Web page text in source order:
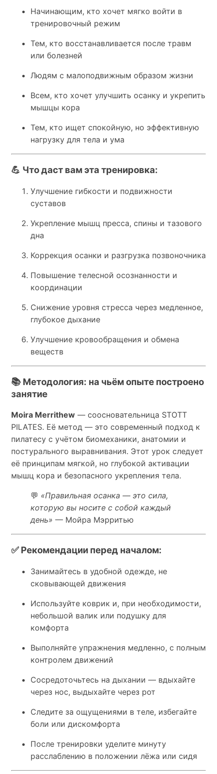
Начинающим, кто хочет мягко войти в
тренировочный режим
Тем, кто восстанавливается после травм
или болезней
Людям с малоподвижным образом жизни
Всем, кто хочет улучшить осанку и укрепить
мышцы кора
Тем, кто ищет спокойную, но эффективную
нагрузку для тела и ума
💪 Что даст вам эта тренировка:
Улучшение гибкости и подвижности
суставов
Укрепление мышц пресса, спины и тазового
дна
Коррекция осанки и разгрузка позвоночника
Повышение телесной осознанности и
координации
Снижение уровня стресса через медленное,
глубокое дыхание
Улучшение кровообращения и обмена
веществ
📚 Методология: на чьём опыте построено
занятие
Moira Merrithew — соосновательница STOTT
PILATES. Её метод — это современный подход к
пилатесу с учётом биомеханики, анатомии и
постурального выравнивания. Этот урок следует
её принципам мягкой, но глубокой активации
мышц кора и безопасного укрепления тела.
💬 «Правильная осанка — это сила,
которую вы носите с собой каждый
день» — Мойра Мэрритью
✅ Рекомендации перед началом:
Занимайтесь в удобной одежде, не
сковывающей движения
Используйте коврик и, при необходимости,
небольшой валик или подушку для
комфорта
Выполняйте упражнения медленно, с полным
контролем движений
Сосредоточьтесь на дыхании — вдыхайте
через нос, выдыхайте через рот
Следите за ощущениями в теле, избегайте
боли или дискомфорта
После тренировки уделите минуту
расслаблению в положении лёжа или сидя